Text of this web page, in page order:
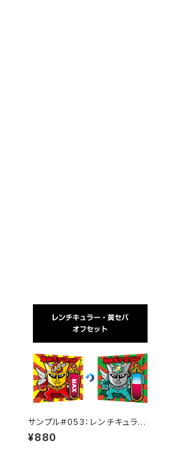
サンプル#053：レンチキュラー
シール
¥880